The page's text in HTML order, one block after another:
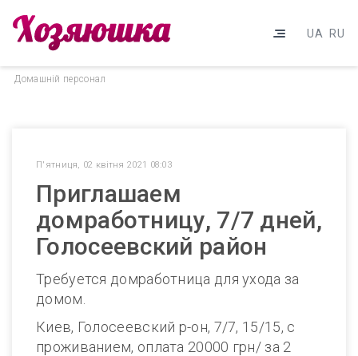
UA RU
Домашнiй персонал
П'ятниця, 02 квітня 2021 08:03
Приглашаем
домработницу, 7/7 дней,
Голосеевский район
Требуется домработница для ухода за
домом.
Киев, Голосеевский р-он, 7/7, 15/15, с
проживанием, оплата 20000 грн/ за 2